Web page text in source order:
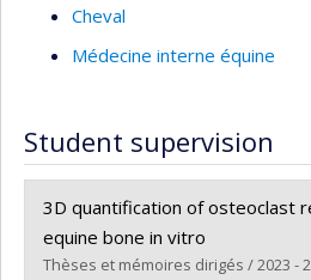
Cheval
Médecine interne équine
Student supervision
3D quantification of osteoclast
equine bone in vitro
Thèses et mémoires dirigés / 2023 -